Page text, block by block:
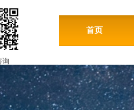
询
首页